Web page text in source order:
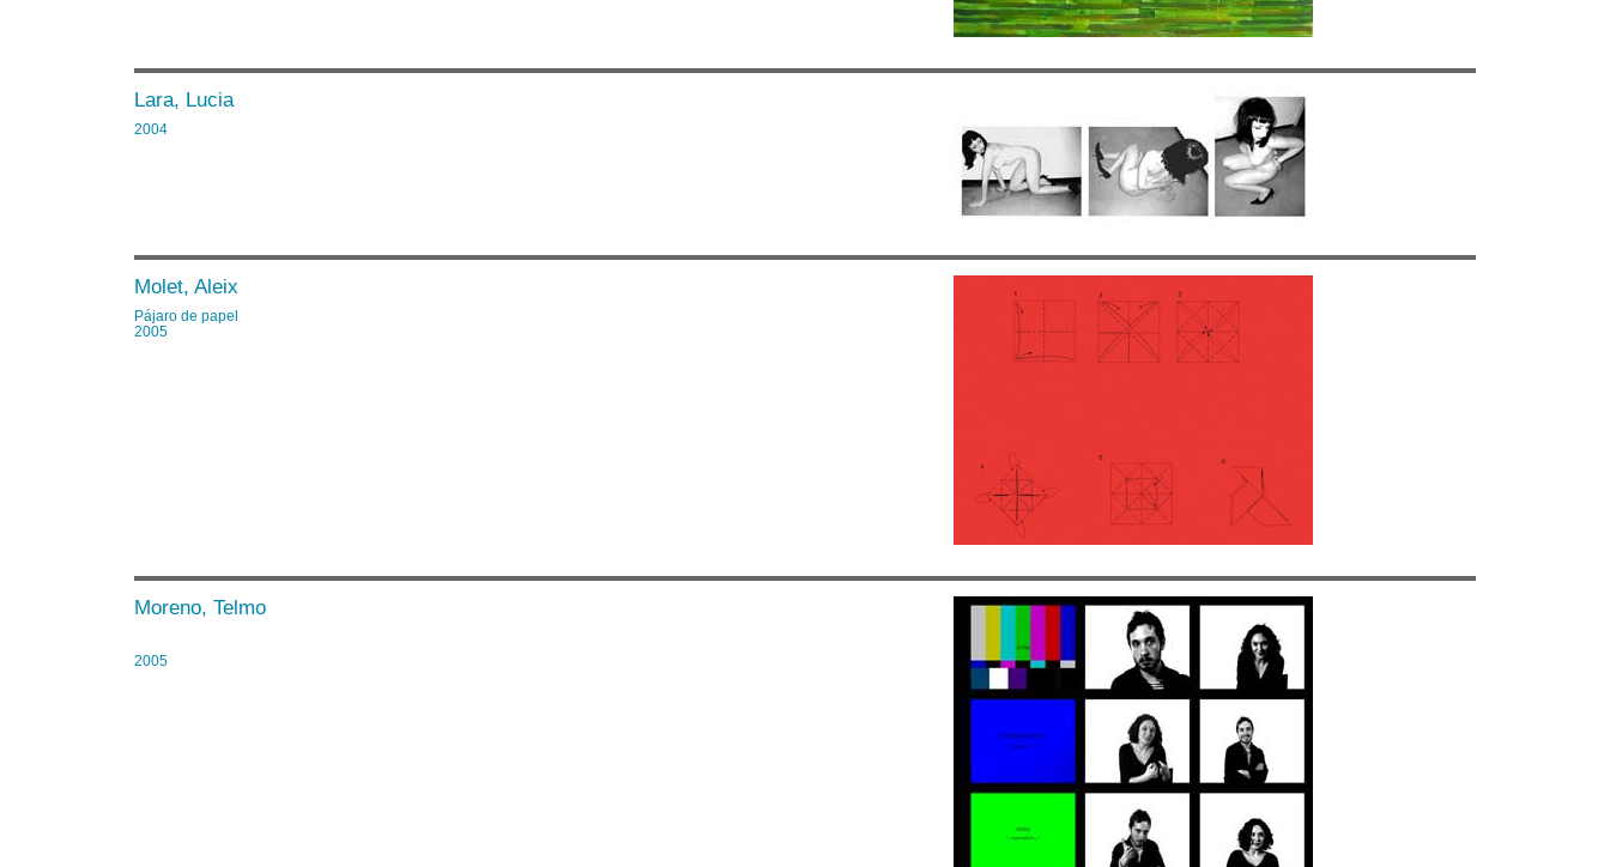
Lara, Lucia
2004
Molet, Aleix
Pájaro de papel
2005
Moreno, Telmo
2005